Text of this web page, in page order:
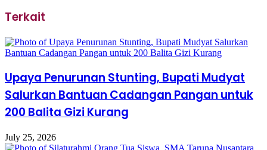
Terkait
Upaya Penurunan Stunting, Bupati Mudyat
Salurkan Bantuan Cadangan Pangan untuk
200 Balita Gizi Kurang
July 25, 2026